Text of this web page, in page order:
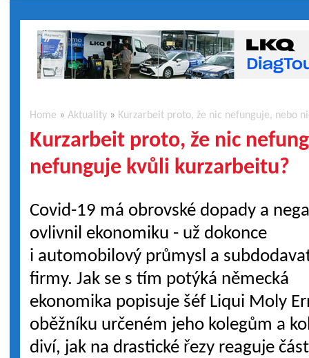
Home »Aktuality » Kurzarbeit proto, že nic nefunguje, nebo
Kurzarbeit proto, že nic
nefunguje kvůli kurzarbeitu?
Covid-19 má obrovské dopady a
ovlivnil ekonomiku - už dokonce
i automobilový průmysl a
firmy. Jak se s tím potýká německá
ekonomika popisuje šéf Liqui Moly
oběžníku určeném jeho kolegům a
diví, jak na drastické řezy reaguje